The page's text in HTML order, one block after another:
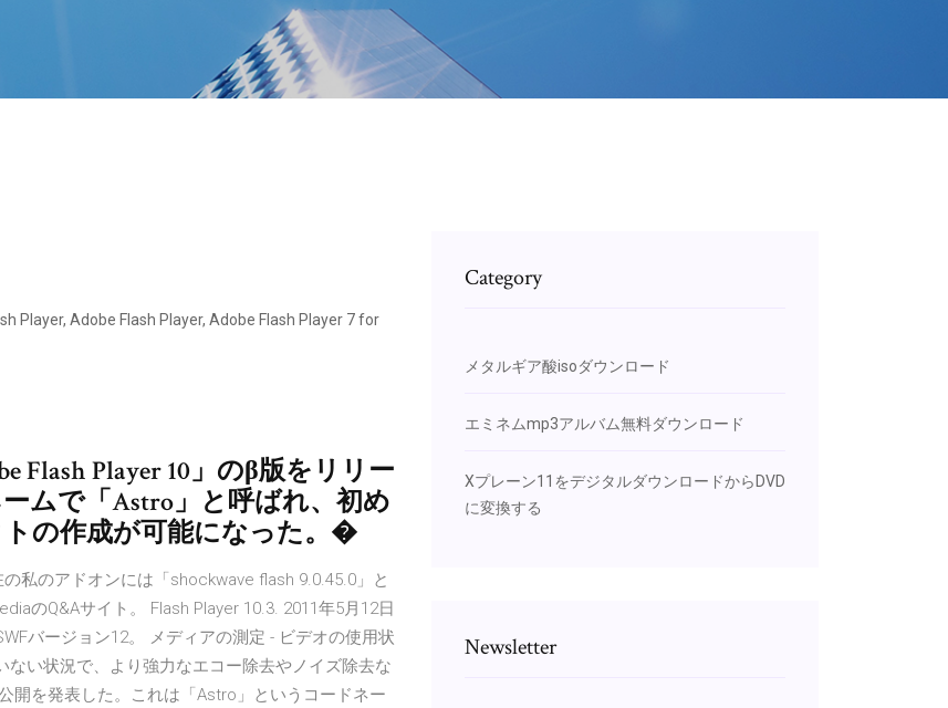
Player, Adobe Flash Player, Adobe Flash Player 7 for
Flash Player 10」のβ版をリリー
ムで「Astro」と呼ばれ、初め
の作成が可能になった。�
私のアドオンには「shockwave flash 9.0.45.0」と
のQ&Aサイト。 Flash Player 10.3. 2011年5月12日
バージョン12。 メディアの測定 - ビデオの使用状
い状況で、より強力なエコー除去やノイズ除去な
開を発表した。これは「Astro」というコードネー
Category
メタルギア酸isoダウンロード
エミネムmp3アルバム無料ダウンロード
Xプレーン11をデジタルダウンロードからDVD
に変換する
Newsletter